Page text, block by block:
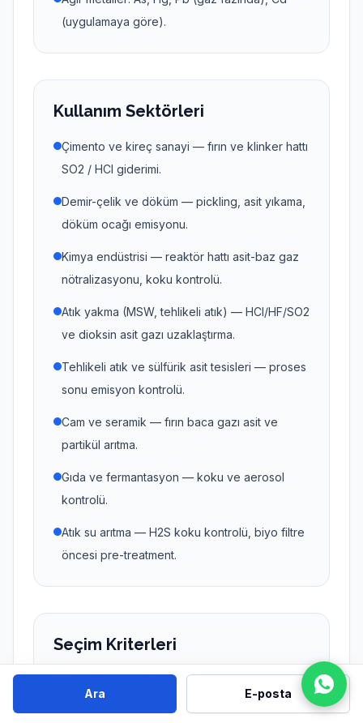
(uygulamaya göre).
Kullanım Sektörleri
Çimento ve kireç sanayi — fırın ve klinker hattı
SO2 / HCl giderimi.
Demir-çelik ve döküm — pickling, asit yıkama,
döküm ocağı emisyonu.
Kimya endüstrisi — reaktör hattı asit-baz gaz
nötralizasyonu, koku kontrolü.
Atık yakma (MSW, tehlikeli atık) — HCl/HF/SO2
ve dioksin asit gazı uzaklaştırma.
Tehlikeli atık ve sülfürik asit tesisleri — proses
sonu emisyon kontrolü.
Cam ve seramik — fırın baca gazı asit ve
partikül arıtma.
Gıda ve fermantasyon — koku ve aerosol
kontrolü.
Atık su arıtma — H2S koku kontrolü, biyo filtre
öncesi pre-treatment.
Seçim Kriterleri
Gaz debisi, sıcaklık, nem ve kirletici bileşimi
birlikte değerlendirilmelidir.
Ara E-posta